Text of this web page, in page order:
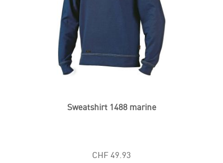
Sweatshirt 1488 marine
CHF 49.93